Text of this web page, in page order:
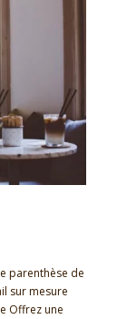
parenthèse de
sur mesure
Offrez une